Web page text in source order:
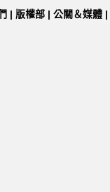
| 版權部 | 公關＆媒體 |